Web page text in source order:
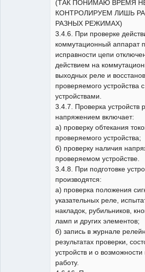
(ТАК ПОНИМАЮ ВРЕМЯ
КОНТРОЛИРУЕМ ЛИШЬ
РАЗНЫХ РЕЖИМАХ)
3.4.6. При проверке
коммутационный аппарат
исправности цепи
действием на
выходных реле и
проверяемого устройства
устройствами.
3.4.7. Проверка устройств
напряжением включает:
а) проверку обтекания
проверяемого устройства;
б) проверку наличия
проверяемом устройстве.
3.4.8. При подготовке
производятся:
а) проверка положения
указательных реле,
накладок, рубильников,
ламп и других элементов;
б) запись в журнале
результатах проверки,
устройств и о
работу.